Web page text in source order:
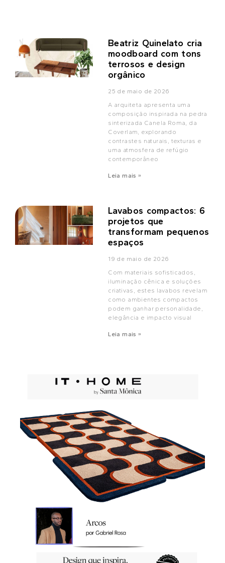
Beatriz Quinelato cria
moodboard com tons
terrosos e design
orgânico
25 de maio de 2026
A arquiteta apresenta uma
composição inspirada na pedra
sinterizada Canela Roma, da
Coverlam, explorando
contrastes naturais, texturas e
uma atmosfera de refúgio
contemporâneo
Leia mais »
Lavabos compactos: 6
projetos que
transformam pequenos
espaços
19 de maio de 2026
Com materiais sofisticados,
iluminação cênica e soluções
criativas, estes lavabos revelam
como ambientes compactos
podem ganhar personalidade,
elegância e impacto visual
Leia mais »